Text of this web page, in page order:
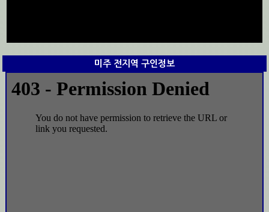
미주 전지역 구인정보